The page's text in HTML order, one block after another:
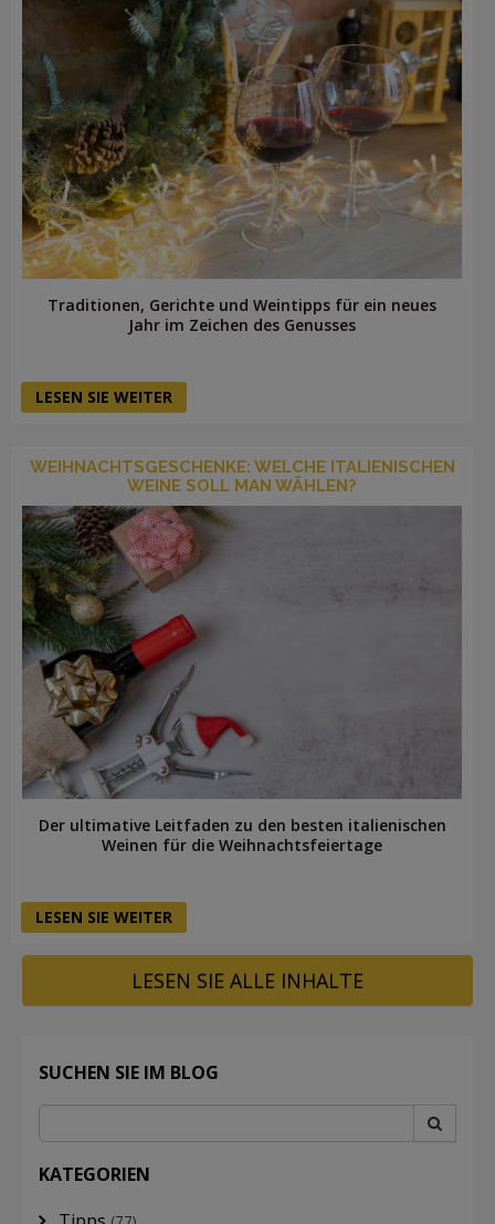
Traditionen, Gerichte und Weintipps für ein neues
Jahr im Zeichen des Genusses
LESEN SIE WEITER
WEIHNACHTSGESCHENKE: WELCHE ITALIENISCHEN
WEINE SOLL MAN WÄHLEN?
Der ultimative Leitfaden zu den besten italienischen
Weinen für die Weihnachtsfeiertage
LESEN SIE WEITER
LESEN SIE ALLE INHALTE
SUCHEN SIE IM BLOG
KATEGORIEN